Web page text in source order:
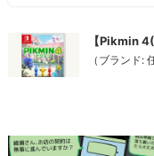
【Pikmin
（ブランド: